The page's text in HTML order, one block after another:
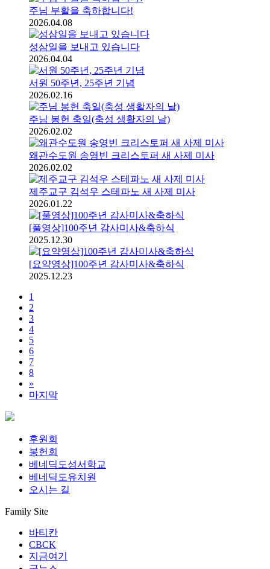
주님 부활을 축하합니다!
2026.04.08
성삼일을 보내고 있습니다
2026.04.04
서원 50주년, 25주년 기념
2026.02.16
주님 봉헌 축일(축성 생활자의 날)
2026.02.02
왜관수도원 송영빈 크리스토퍼 새 사제 미사
2026.02.02
제주교구 김석우 스테파노 새 사제 미사
2026.01.22
[풀영상]100주년 감사미사&축하식
2025.12.30
[요약영상]100주년 감사미사&축하식
2025.12.23
1
2
3
4
5
6
7
8
»
마지막
후원회
봉헌회
베네딕도성서학교
베네딕도유치원
오시는 길
Family Site
바티칸
CBCK
지금여기